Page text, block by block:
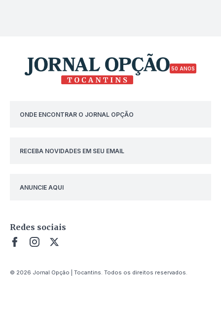
50 ANOS
ONDE ENCONTRAR O JORNAL OPÇÃO
RECEBA NOVIDADES EM SEU EMAIL
ANUNCIE AQUI
Redes sociais
© 2026 Jornal Opção | Tocantins. Todos os direitos reservados.